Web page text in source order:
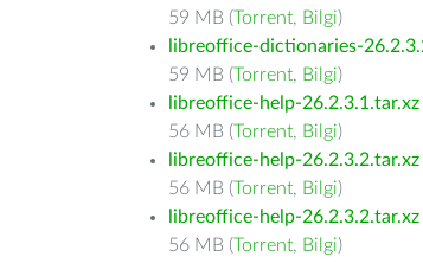
59 MB (Torrent, Bilgi)
libreoffice-dictionaries-
59 MB (Torrent, Bilgi)
libreoffice-help-26.2.3.1.tar.xz
56 MB (Torrent, Bilgi)
libreoffice-help-26.2.3.2.tar.xz
56 MB (Torrent, Bilgi)
libreoffice-help-26.2.3.2.tar.xz
56 MB (Torrent, Bilgi)